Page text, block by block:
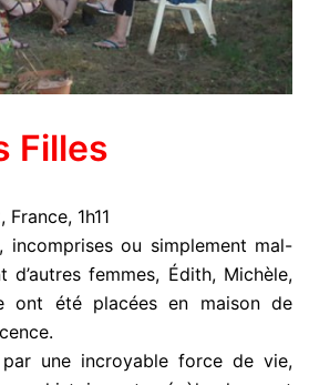
Filles
1h11
incomprises ou simplement mal-
d’autres femmes, Édith, Michèle,
ont été placées en maison de
par une incroyable force de vie,